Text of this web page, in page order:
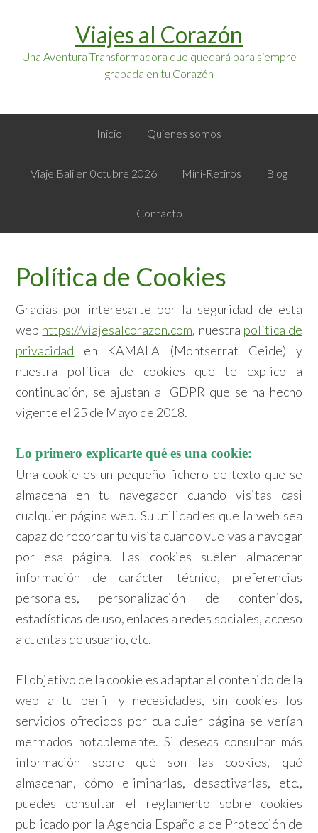
contenido
Viajes al Corazón
Una Aventura Transformadora que quedará para siempre
grabada en tu Corazón
Inicio Quienes somos
Viaje Bali en 0ctubre 2026 Mini-Retiros Blog
Contacto
Política de Cookies
Gracias por interesarte por la seguridad de esta
web https://viajesalcorazon.com, nuestra política de
privacidad en KAMALA (Montserrat Ceide) y
nuestra política de cookies que te explico a
continuación, se ajustan al GDPR que se ha hecho
vigente el 25 de Mayo de 2018.
Lo primero explicarte qué es una cookie:
Una cookie es un pequeño fichero de texto que se
almacena en tu navegador cuando visitas casi
cualquier página web. Su utilidad es que la web sea
capaz de recordar tu visita cuando vuelvas a navegar
por esa página. Las cookies suelen almacenar
información de carácter técnico, preferencias
personales, personalización de contenidos,
estadísticas de uso, enlaces a redes sociales, acceso
a cuentas de usuario, etc.
El objetivo de la cookie es adaptar el contenido de la
web a tu perfil y necesidades, sin cookies los
servicios ofrecidos por cualquier página se verían
mermados notablemente. Si deseas consultar más
información sobre qué son las cookies, qué
almacenan, cómo eliminarlas, desactivarlas, etc.,
puedes consultar el reglamento sobre cookies
publicado por la Agencia Española de Protección de